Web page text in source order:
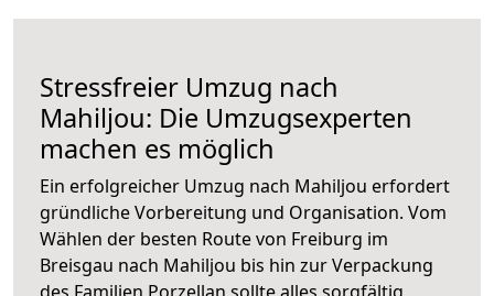
Stressfreier Umzug nach
Mahiljou: Die Umzugsexperten
machen es möglich
Ein erfolgreicher Umzug nach Mahiljou erfordert
gründliche Vorbereitung und Organisation. Vom
Wählen der besten Route von Freiburg im
Breisgau nach Mahiljou bis hin zur Verpackung